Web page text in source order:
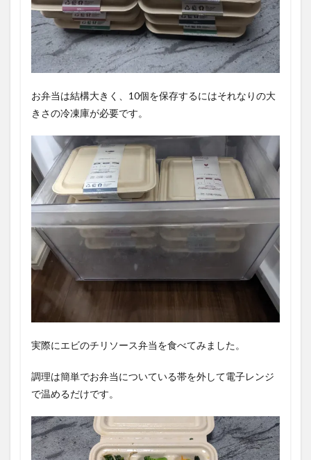
お弁当は結構大きく、10個を保存するにはそれなりの大
きさの冷凍庫が必要です。
実際にエビのチリソース弁当を食べてみました。
調理は簡単でお弁当についている帯を外して電子レンジ
で温めるだけです。